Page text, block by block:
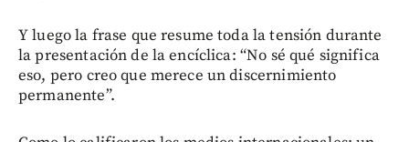
Y luego la frase que resume toda la tensión durante
la presentación de la encíclica: “No sé qué significa
eso, pero creo que merece un discernimiento
permanente”.